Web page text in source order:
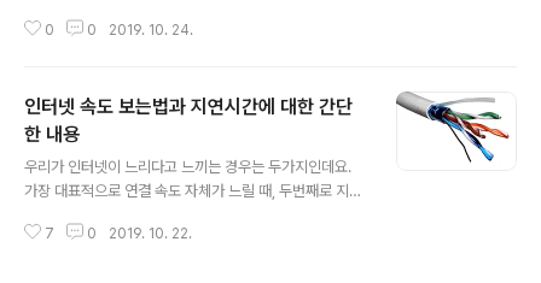
네트워크 주소가 있으니 IP를 관리하는 IANA(Internet A
는 특징이 있을뿐. 공유기의 성능을 결정하는 하드웨어 사
에 따라 상상하지 못한 성능을 갖춘 제품이 나올수 있음은
감안해야한다. CPU PC와 같이 코어 수와 속도로 이야기
한다. 단일 코어당 클럭 수는 600MHz ~ 1.3GHz로 다양
하고 클럭이 높을수록 여러 기능을 처리하거나 여러 장치
가 연결되었을 때의 처리 속도와 연관이 있다. 또한 공유기
의 CPU는 하나의 칩에 네트워크 기능까지 담겨있기 때문
0 0 2019. 10. 24.
인터넷 속도 보는법과 지연시간에 대한 간단
한 내용
우리가 인터넷이 느리다고 느끼는 경우는 두가지인데요.
가장 대표적으로 연결 속도 자체가 느릴 때, 두번째로 지연
핑이 얼마다, 게임하는데 외국서버라서 랙이 걸린다 하는
7 0 2019. 10. 22.